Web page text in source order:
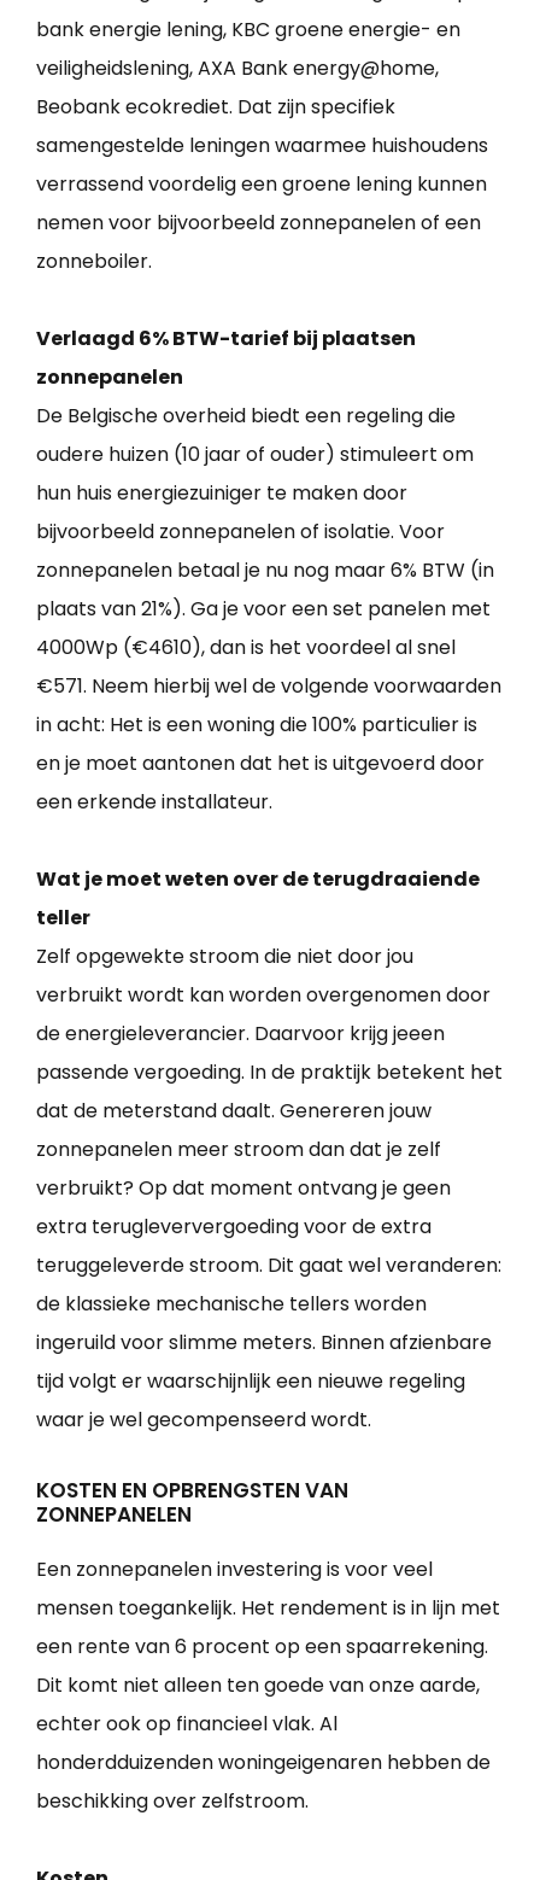
bank energie lening, KBC groene energie- en
veiligheidslening, AXA Bank energy@home,
Beobank ecokrediet. Dat zijn specifiek
samengestelde leningen waarmee huishoudens
verrassend voordelig een groene lening kunnen
nemen voor bijvoorbeeld zonnepanelen of een
zonneboiler.
Verlaagd 6% BTW-tarief bij plaatsen
zonnepanelen
De Belgische overheid biedt een regeling die
oudere huizen (10 jaar of ouder) stimuleert om
hun huis energiezuiniger te maken door
bijvoorbeeld zonnepanelen of isolatie. Voor
zonnepanelen betaal je nu nog maar 6% BTW (in
plaats van 21%). Ga je voor een set panelen met
4000Wp (€4610), dan is het voordeel al snel
€571. Neem hierbij wel de volgende voorwaarden
in acht: Het is een woning die 100% particulier is
en je moet aantonen dat het is uitgevoerd door
een erkende installateur.
Wat je moet weten over de terugdraaiende
teller
Zelf opgewekte stroom die niet door jou
verbruikt wordt kan worden overgenomen door
de energieleverancier. Daarvoor krijg jeeen
passende vergoeding. In de praktijk betekent het
dat de meterstand daalt. Genereren jouw
zonnepanelen meer stroom dan dat je zelf
verbruikt? Op dat moment ontvang je geen
extra terugleververgoeding voor de extra
teruggeleverde stroom. Dit gaat wel veranderen:
de klassieke mechanische tellers worden
ingeruild voor slimme meters. Binnen afzienbare
tijd volgt er waarschijnlijk een nieuwe regeling
waar je wel gecompenseerd wordt.
KOSTEN EN OPBRENGSTEN VAN
ZONNEPANELEN
Een zonnepanelen investering is voor veel
mensen toegankelijk. Het rendement is in lijn met
een rente van 6 procent op een spaarrekening.
Dit komt niet alleen ten goede van onze aarde,
echter ook op financieel vlak. Al
honderdduizenden woningeigenaren hebben de
beschikking over zelfstroom.